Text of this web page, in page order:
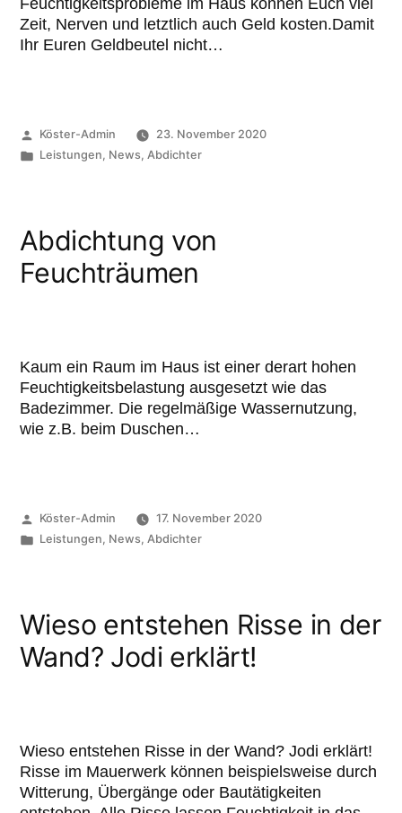
Feuchtigkeitsprobleme im Haus können Euch viel
Zeit, Nerven und letztlich auch Geld kosten.Damit
Ihr Euren Geldbeutel nicht…
Köster-Admin
23. November 2020
Leistungen, News,Abdichter
Abdichtung von
Feuchträumen
Kaum ein Raum im Haus ist einer derart hohen
Feuchtigkeitsbelastung ausgesetzt wie das
Badezimmer. Die regelmäßige Wassernutzung,
wie z.B. beim Duschen…
Köster-Admin
17. November 2020
Leistungen, News,Abdichter
Wieso entstehen Risse in der
Wand? Jodi erklärt!
Wieso entstehen Risse in der Wand? Jodi erklärt!
Risse im Mauerwerk können beispielsweise durch
Witterung, Übergänge oder Bautätigkeiten